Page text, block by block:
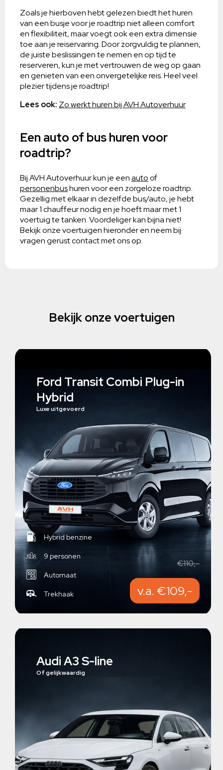
Zoals je hierboven hebt gelezen biedt het huren
van een busje voor je roadtrip niet alleen comfort
en flexibiliteit, maar voegt ook een extra dimensie
toe aan je reiservaring. Door zorgvuldig te plannen,
de juiste beslissingen te nemen en op tijd te
reserveren, kun je met vertrouwen de weg op gaan
en genieten van een onvergetelijke reis. Heel veel
plezier tijdens je roadtrip!
Lees ook: Zo werkt huren bij AVH Autoverhuur
Een auto of bus huren voor
roadtrip?
Bij AVH Autoverhuur kun je eenautoof
personenbushuren voor een zorgeloze roadtrip.
Gezellig met elkaar in dezelfde bus/auto, je hebt
maar 1 chauffeur nodig en je hoeft maar met 1
voertuig te tanken. Voordeliger kan bijna niet!
Bekijk onze voertuigen hieronder en neem bij
vragen gerust contact met ons op.
Bekijk onze voertuigen
Ford Transit Combi Plug-in
Hybrid
Luxe uitgevoerd
Hybrid benzine
9 personen
Automaat
Trekhaak
€110,-
v.a. €109,-
Audi A3 S-line
Of gelijkwaardig